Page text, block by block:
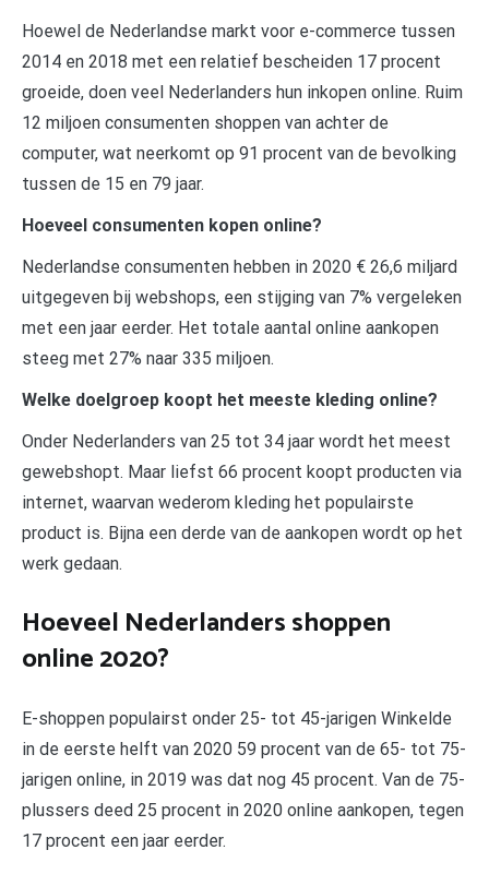
Hoewel de Nederlandse markt voor e-commerce tussen
2014 en 2018 met een relatief bescheiden 17 procent
groeide, doen veel Nederlanders hun inkopen online. Ruim
12 miljoen consumenten shoppen van achter de
computer, wat neerkomt op 91 procent van de bevolking
tussen de 15 en 79 jaar.
Hoeveel consumenten kopen online?
Nederlandse consumenten hebben in 2020 € 26,6 miljard
uitgegeven bij webshops, een stijging van 7% vergeleken
met een jaar eerder. Het totale aantal online aankopen
steeg met 27% naar 335 miljoen.
Welke doelgroep koopt het meeste kleding online?
Onder Nederlanders van 25 tot 34 jaar wordt het meest
gewebshopt. Maar liefst 66 procent koopt producten via
internet, waarvan wederom kleding het populairste
product is. Bijna een derde van de aankopen wordt op het
werk gedaan.
Hoeveel Nederlanders shoppen
online 2020?
E-shoppen populairst onder 25- tot 45-jarigen Winkelde
in de eerste helft van 2020 59 procent van de 65- tot 75-
jarigen online, in 2019 was dat nog 45 procent. Van de 75-
plussers deed 25 procent in 2020 online aankopen, tegen
17 procent een jaar eerder.